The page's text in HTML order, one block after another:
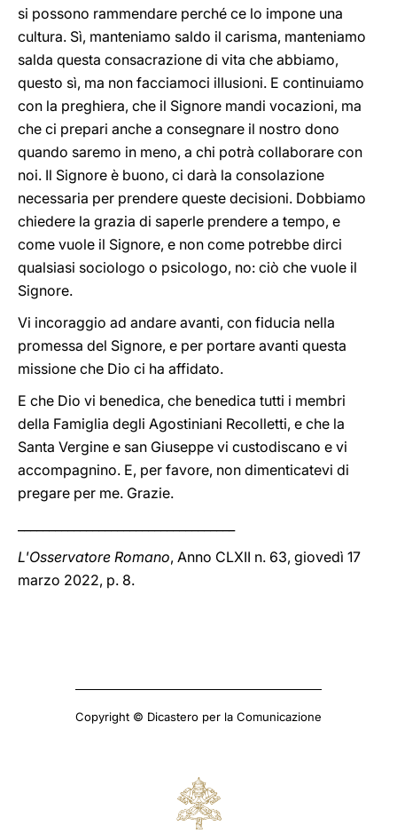
si possono rammendare perché ce lo impone una
cultura. Sì, manteniamo saldo il carisma, manteniamo
salda questa consacrazione di vita che abbiamo,
questo sì, ma non facciamoci illusioni. E continuiamo
con la preghiera, che il Signore mandi vocazioni, ma
che ci prepari anche a consegnare il nostro dono
quando saremo in meno, a chi potrà collaborare con
noi. Il Signore è buono, ci darà la consolazione
necessaria per prendere queste decisioni. Dobbiamo
chiedere la grazia di saperle prendere a tempo, e
come vuole il Signore, e non come potrebbe dirci
qualsiasi sociologo o psicologo, no: ciò che vuole il
Signore.
Vi incoraggio ad andare avanti, con fiducia nella
promessa del Signore, e per portare avanti questa
missione che Dio ci ha affidato.
E che Dio vi benedica, che benedica tutti i membri
della Famiglia degli Agostiniani Recolletti, e che la
Santa Vergine e san Giuseppe vi custodiscano e vi
accompagnino. E, per favore, non dimenticatevi di
pregare per me. Grazie.
L'Osservatore Romano, Anno CLXII n. 63, giovedì 17
marzo 2022, p. 8.
Copyright © Dicastero per la Comunicazione